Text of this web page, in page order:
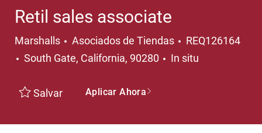
Retil sales associate
Marshalls Categoría
Asociados de Tiendas
REQ126164
Ubicación
South Gate, California, 90280 In situ
Salvar Aplicar Ahora